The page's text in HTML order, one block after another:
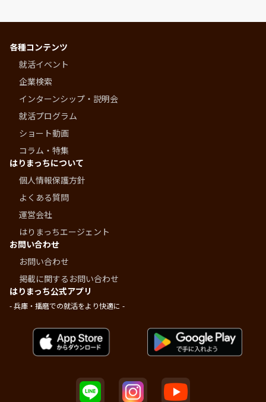
各種コンテンツ
就活イベント
企業検索
インターンシップ・説明会
就活プログラム
ショート動画
コラム・特集
はりまっちについて
個人情報保護方針
よくある質問
運営会社
はりまっちエージェント
お問い合わせ
お問い合わせ
掲載に関するお問い合わせ
はりまっち公式アプリ
- 兵庫・播磨での就活をより快適に -